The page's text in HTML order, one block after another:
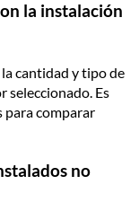
la instalación
cantidad y tipo de
seleccionado. Es
para comparar
no